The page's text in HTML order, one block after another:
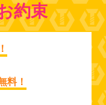
約束
料！